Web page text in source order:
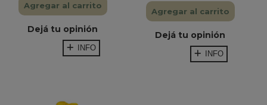
Agregar al carrito
Dejá tu opinión
INFO
Agregar al carrito
Dejá tu opinión
INFO